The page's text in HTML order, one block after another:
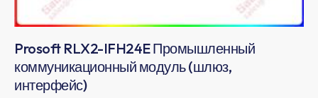
Prosoft RLX2-IFH24E Промышленный
коммуникационный модуль (шлюз,
интерфейс)